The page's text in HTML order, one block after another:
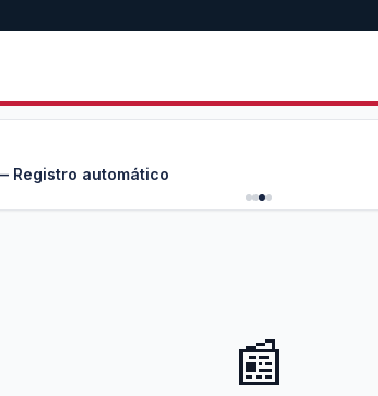
Registro automático
📰